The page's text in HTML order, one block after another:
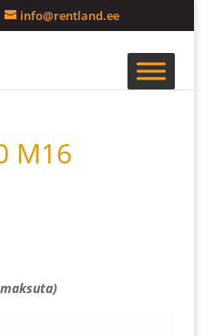
info@rentland.ee
M16